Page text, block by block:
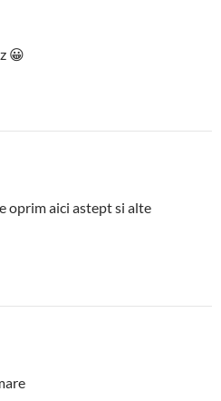
😀
oprim aici astept si alte